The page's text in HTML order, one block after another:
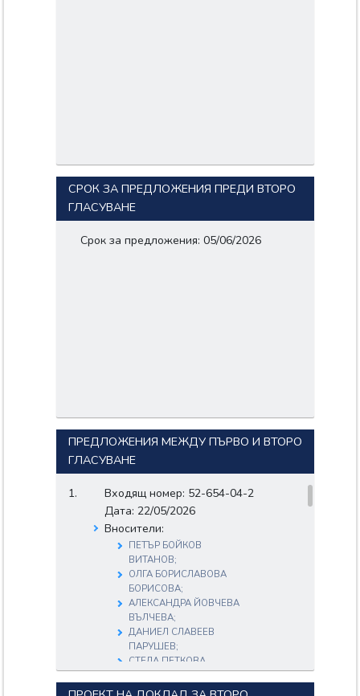
СРОК ЗА ПРЕДЛОЖЕНИЯ ПРЕДИ ВТОРО
ГЛАСУВАНЕ
Срок за предложения: 05/06/2026
ПРЕДЛОЖЕНИЯ МЕЖДУ ПЪРВО И ВТОРО
ГЛАСУВАНЕ
Входящ номер: 52-654-04-2
Дата: 22/05/2026
Вносители:
ПЕТЪР БОЙКОВ
ВИТАНОВ;
ОЛГА БОРИСЛАВОВА
БОРИСОВА;
АЛЕКСАНДРА ЙОВЧЕВА
ВЪЛЧЕВА;
ДАНИЕЛ СЛАВЕЕВ
ПАРУШЕВ;
СТЕЛА ПЕТКОВА
ЗАГОРЧЕВА-
СЕРАФИМОВА;